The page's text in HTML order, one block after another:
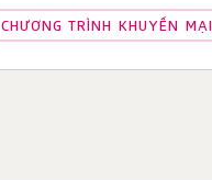
CHƯƠNG TRÌNH KHUYẾN MẠI